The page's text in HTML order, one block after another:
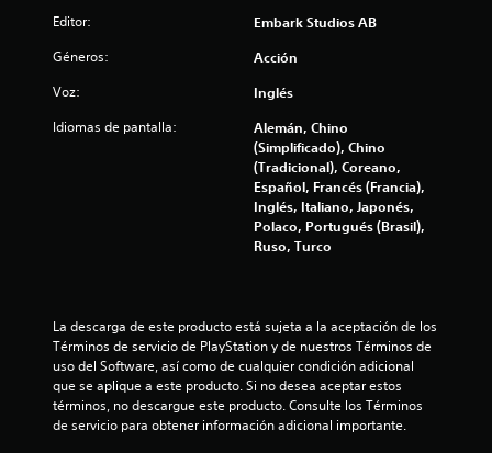
Editor: Embark Studios AB
Géneros: Acción
Voz: Inglés
Idiomas de pantalla:
Alemán, Chino
(Simplificado), Chino
(Tradicional), Coreano,
Español, Francés (Francia),
Inglés, Italiano, Japonés,
Polaco, Portugués (Brasil),
Ruso, Turco
La descarga de este producto está sujeta a la aceptación de los
Términos de servicio de PlayStation y de nuestros Términos de
uso del Software, así como de cualquier condición adicional
que se aplique a este producto. Si no desea aceptar estos
términos, no descargue este producto. Consulte los Términos
de servicio para obtener información adicional importante.